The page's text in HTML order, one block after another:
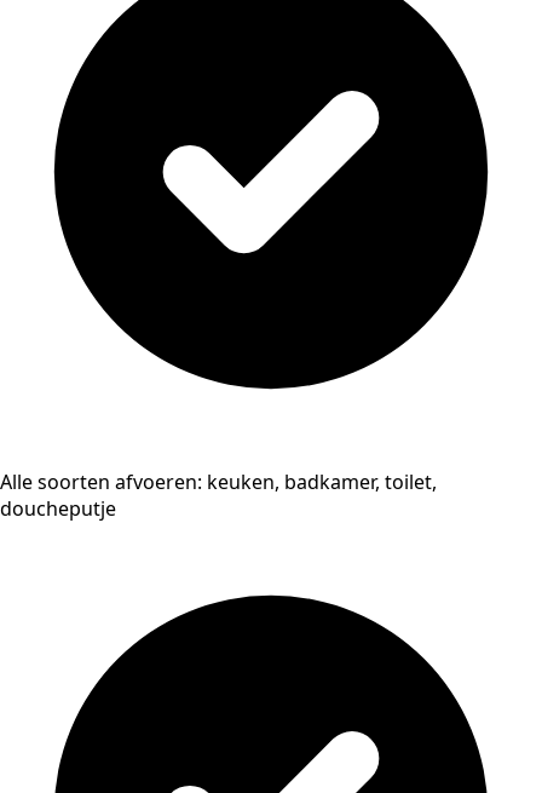
Alle soorten afvoeren: keuken, badkamer, toilet,
doucheputje